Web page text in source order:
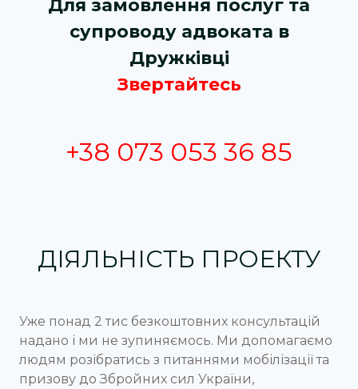
Для замовлення послуг та
супроводу адвоката в
Дружківці
Звертайтесь
+38 073 053 36 85
ДІЯЛЬНІСТЬ ПРОЕКТУ
Уже понад 2 тис безкоштовних консультацій
надано і ми не зупиняємось. Ми допомагаємо
людям розібратись з питаннями мобілізації та
призову до Збройних сил України,